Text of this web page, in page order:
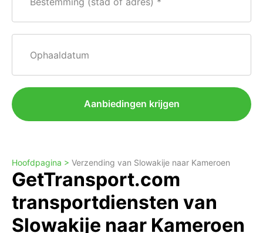
Ophaaldatum
Aanbiedingen krijgen
Hoofdpagina > Verzending van Slowakije naar Kameroen
GetTransport.com
transportdiensten van
Slowakije naar Kameroen